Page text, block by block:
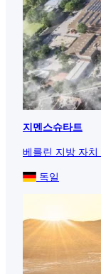
지멘스슈타트
베를린 지방 자치
독일